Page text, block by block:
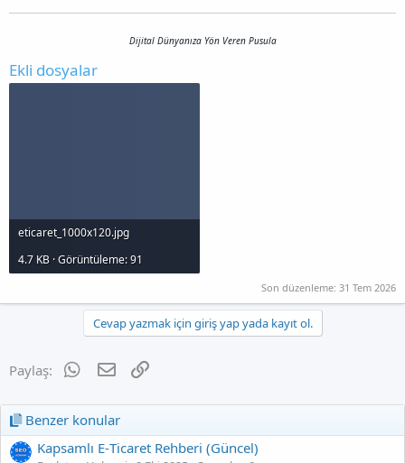
Dijital Dünyanıza Yön Veren Pusula
Ekli dosyalar
eticaret_1000x120.jpg
4.7 KB · Görüntüleme: 91
Son düzenleme: 31 Tem 2026
Cevap yazmak için giriş yap yada kayıt ol.
Paylaş: WhatsApp
E-posta
Benzer konular
Kapsamlı E‑Ticaret Rehberi (Güncel)